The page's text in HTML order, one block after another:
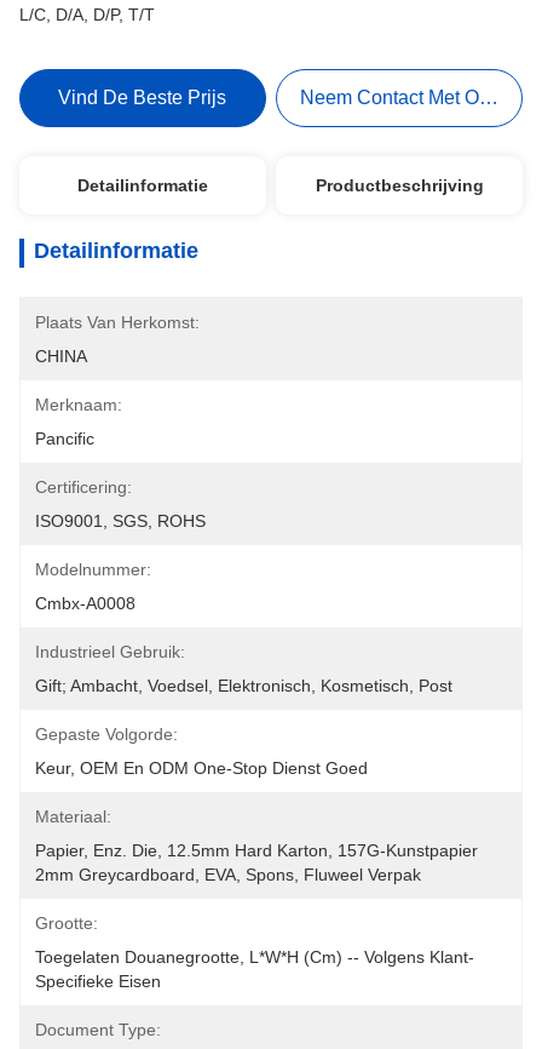
L/C, D/A, D/P, T/T
Vind De Beste Prijs Neem Contact Met Ons Op
Detailinformatie Productbeschrijving
Detailinformatie
Plaats Van Herkomst:
CHINA
Merknaam:
Pancific
Certificering:
ISO9001, SGS, ROHS
Modelnummer:
Cmbx-A0008
Industrieel Gebruik:
Gift; Ambacht, Voedsel, Elektronisch, Kosmetisch, Post
Gepaste Volgorde:
Keur, OEM En ODM One-Stop Dienst Goed
Materiaal:
Papier, Enz. Die, 12.5mm Hard Karton, 157G-Kunstpapier
2mm Greycardboard, EVA, Spons, Fluweel Verpak
Grootte:
Toegelaten Douanegrootte, L*W*H (cm) -- Volgens Klant-
Specifieke Eisen
Document Type: